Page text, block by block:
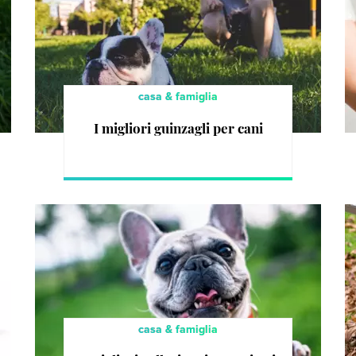
casa & famiglia
I migliori guinzagli per cani
casa & famiglia